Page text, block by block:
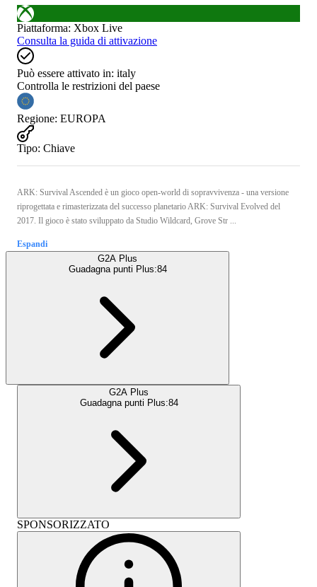
Piattaforma: Xbox Live
Consulta la guida di attivazione
Può essere attivato in: italy
Controlla le restrizioni del paese
Regione: EUROPA
Tipo: Chiave
ARK: Survival Ascended è un gioco open-world di sopravvivenza - una versione
riprogettata e rimasterizzata del successo planetario ARK: Survival Evolved del
2017. Il gioco è stato sviluppato da Studio Wildcard, Grove Str ...
Espandi
G2A Plus
Guadagna punti Plus:84
G2A Plus
Guadagna punti Plus:84
SPONSORIZZATO